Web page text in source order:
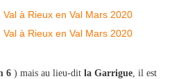
6 ) mais au lieu-dit la Garrigue , il est